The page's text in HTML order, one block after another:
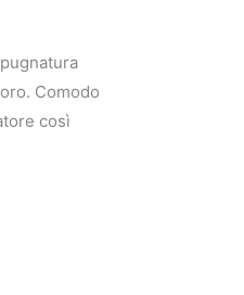
Comodo
così